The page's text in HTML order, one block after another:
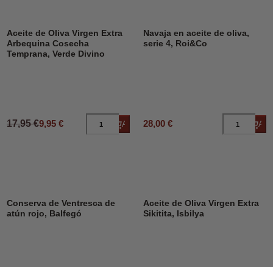
DESCUENTO45%
Aceite de Oliva Virgen Extra
Arbequina Cosecha
Temprana, Verde Divino
17,95 €9,95 € Añadir al carrito
Navaja en aceite de oliva,
serie 4, Roi&Co
28,00 €
Conserva de Ventresca de
atún rojo, Balfegó
Aceite de Oliva Virgen Extra
Sikitita, Isbilya